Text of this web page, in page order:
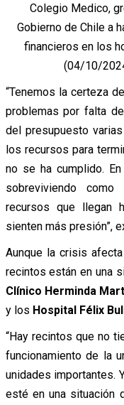
Colegio Medico,
Gobierno de Chile a
financieros en los
(04/10/
“Tenemos la certeza
problemas por falta
del presupuesto
los recursos para
no se ha cumplido.
sobreviviendo
recursos que llegan
sienten más presión”,
Aunque la crisis
recintos están en una
Clínico Herminda
y los Hospital Félix
“Hay recintos que no
funcionamiento de la
unidades importantes.
esté en una situación